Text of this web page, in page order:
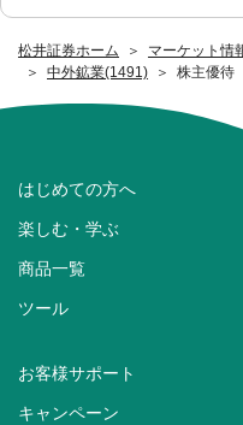
松井証券ホーム
マーケット情
中外鉱業(1491)
株主優待
はじめての方へ
楽しむ・学ぶ
商品一覧
ツール
お客様サポート
キャンペーン